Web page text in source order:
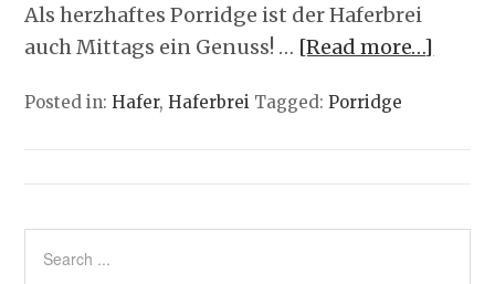
Als herzhaftes Porridge ist der Haferbrei
auch Mittags ein Genuss! … [Read more…]
Posted in:Hafer,Haferbrei Tagged:Porridge